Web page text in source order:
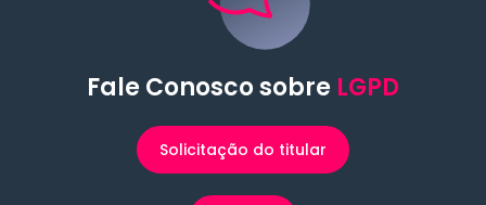
Fale Conosco sobre LGPD
Solicitação do titular